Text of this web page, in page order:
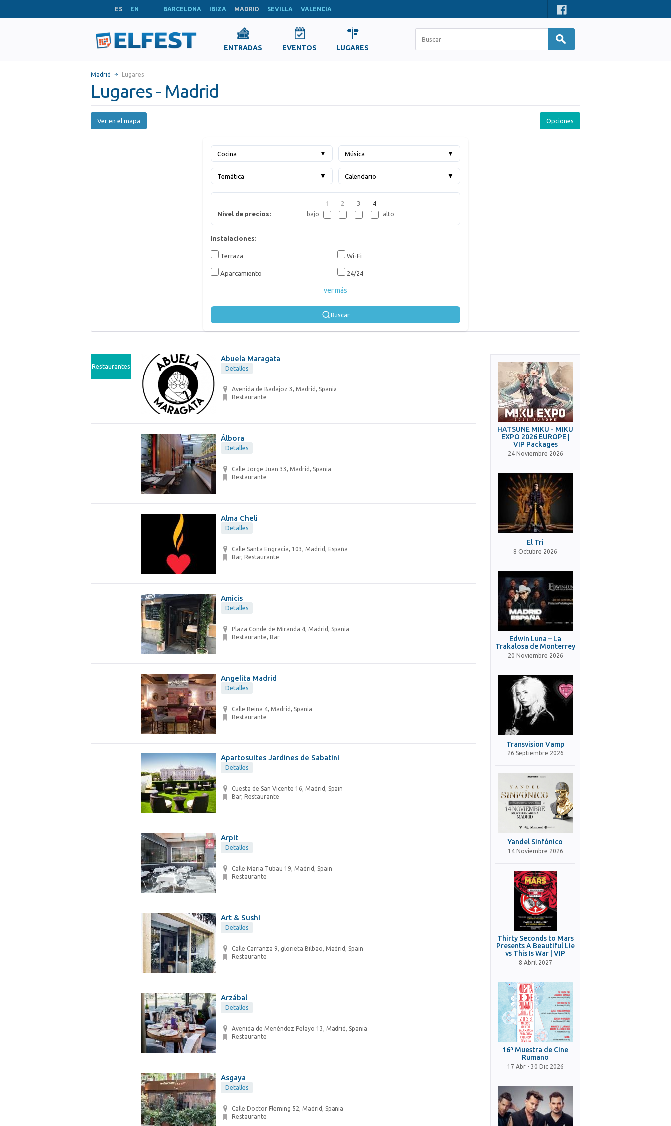
ES EN BARCELONA IBIZA MADRID SEVILLA VALENCIA
ENTRADAS EVENTOS LUGARES
Madrid Lugares
Lugares - Madrid
Ver en el mapa Opciones
Cocina ▼ Música ▼
Temática ▼ Calendario ▼
Nivel de precios: bajo
1 2 3 4
alto
Instalaciones:
Terraza Wi-Fi
Aparcamiento 24/24
ver más
Buscar
Restaurantes
Abuela Maragata
Detalles
Avenida de Badajoz 3, Madrid, Spania
Restaurante
Álbora
Detalles
Calle Jorge Juan 33, Madrid, Spania
Restaurante
Alma Cheli
Detalles
Calle Santa Engracia, 103, Madrid, España
Bar, Restaurante
Amicis
Detalles
Plaza Conde de Miranda 4, Madrid, Spania
Restaurante, Bar
Angelita Madrid
Detalles
Calle Reina 4, Madrid, Spania
Restaurante
Apartosuites Jardines de Sabatini
Detalles
Cuesta de San Vicente 16, Madrid, Spain
Bar, Restaurante
Arpit
Detalles
Calle Maria Tubau 19, Madrid, Spain
Restaurante
Art & Sushi
Detalles
Calle Carranza 9, glorieta Bilbao, Madrid, Spain
Restaurante
Arzábal
Detalles
Avenida de Menéndez Pelayo 13, Madrid, Spania
Restaurante
Asgaya
Detalles
Calle Doctor Fleming 52, Madrid, Spania
Restaurante
HATSUNE MIKU - MIKU
EXPO 2026 EUROPE |
VIP Packages
24 Noviembre 2026
El Tri
8 Octubre 2026
Edwin Luna – La
Trakalosa de Monterrey
20 Noviembre 2026
Transvision Vamp
26 Septiembre 2026
Yandel Sinfónico
14 Noviembre 2026
Thirty Seconds to Mars
Presents A Beautiful Lie
vs This Is War | VIP
8 Abril 2027
16ª Muestra de Cine
Rumano
17 Abr - 30 Dic 2026